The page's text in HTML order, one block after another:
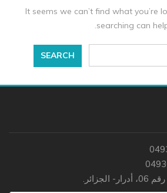
It seems we can’t find what you’re
searching can